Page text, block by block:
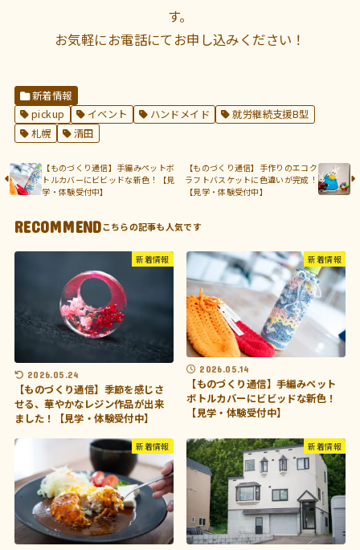
す。
お気軽にお電話にてお申し込みください！
新着情報
pickup
イベント ハンドメイド
就労継続支援B型
札幌
清田
【ものづくり通信】手編みペットボ
トルカバーにビビッドな新色！【見
学・体験受付中】
【ものづくり通信】手作りのエコク
ラフトバスケットに色違いが完成！
【見学・体験受付中】
RECOMMEND
新着情報
2026.05.24
【ものづくり通信】季節を感じさ
せる、華やかなレジン作品が出来
ました！【見学・体験受付中】
新着情報
2026.05.14
【ものづくり通信】手編みペット
ボトルカバーにビビッドな新色！
【見学・体験受付中】
新着情報 新着情報